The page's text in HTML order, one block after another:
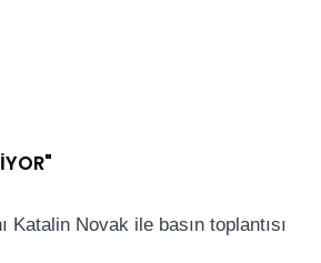
Novak ile basın toplantısı